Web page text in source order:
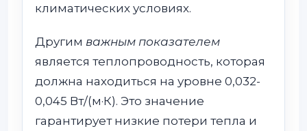
климатических условиях.
Другим важным показателем
является теплопроводность, которая
должна находиться на уровне 0,032-
0,045 Вт/(м·К). Это значение
гарантирует низкие потери тепла и